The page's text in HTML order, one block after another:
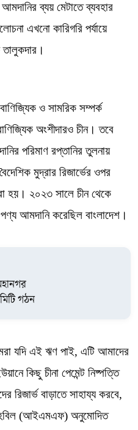
ব্যয় মেটাতে ব্যবহার
এখনো কারিগরি পর্যায়ে
ও সামরিক সম্পর্ক
অংশীদারও চীন। তবে
পরিমাণ রপ্তানির তুলনায়
মুদ্রার রিজার্ভের ওপর
হয়। ২০২৩ সালে চীন থেকে
আমদানি করেছিল বাংলাদেশ।
গঠন
যদি এই ঋণ পাই, এটি আমাদের
কিছু চীনা পেমেন্ট নিষ্পত্তি
রিজার্ভ বাড়াতে সাহায্য করবে,
(আইএমএফ) অনুমোদিত